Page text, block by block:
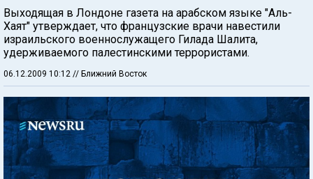
Выходящая в Лондоне газета на арабском языке "Аль-
Хаят" утверждает, что французские врачи навестили
израильского военнослужащего Гилада Шалита,
удерживаемого палестинскими террористами.
06.12.2009 10:12 // Ближний Восток